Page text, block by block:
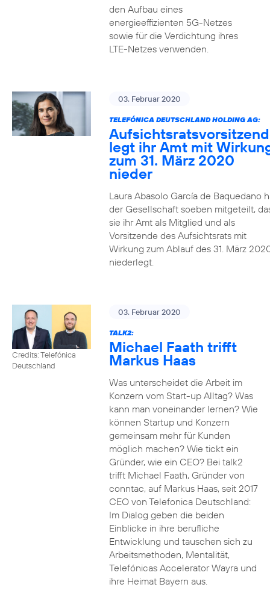
den Aufbau eines
energieeffizienten 5G-Netzes
sowie für die Verdichtung ihres
LTE-Netzes verwenden.
03. Februar 2020
TELEFÓNICA DEUTSCHLAND HOLDING AG:
legt ihr Amt mit
zum 31. März 2020
nieder
Laura Abasolo García de Baquedano
der Gesellschaft soeben mitgeteilt,
sie ihr Amt als Mitglied und als
Vorsitzende des Aufsichtsrats mit
Wirkung zum Ablauf des 31. März
niederlegt.
Credits: Telefónica
Deutschland
03. Februar 2020
TALK2:
Michael Faath trifft
Markus Haas
Was unterscheidet die Arbeit im
Konzern vom Start-up Alltag? Was
kann man voneinander lernen? Wie
können Startup und Konzern
gemeinsam mehr für Kunden
möglich machen? Wie tickt ein
Gründer, wie ein CEO? Bei talk2
trifft Michael Faath, Gründer von
conntac, auf Markus Haas, seit 2017
CEO von Telefonica Deutschland:
Im Dialog geben die beiden
Einblicke in ihre berufliche
Entwicklung und tauschen sich zu
Arbeitsmethoden, Mentalität,
Telefónicas Accelerator Wayra und
ihre Heimat Bayern aus.